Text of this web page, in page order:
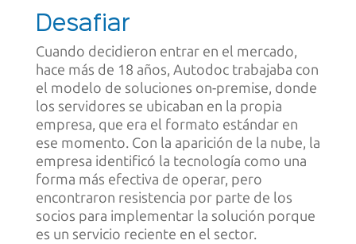
Desafiar
Cuando decidieron entrar en el mercado,
hace más de 18 años, Autodoc trabajaba con
el modelo de soluciones on-premise, donde
los servidores se ubicaban en la propia
empresa, que era el formato estándar en
ese momento. Con la aparición de la nube, la
empresa identificó la tecnología como una
forma más efectiva de operar, pero
encontraron resistencia por parte de los
socios para implementar la solución porque
es un servicio reciente en el sector.